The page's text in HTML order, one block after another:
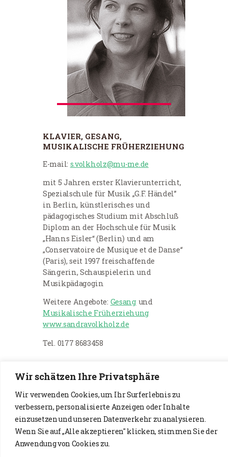
Wir schätzen Ihre Privatsphäre
Wir verwenden Cookies, um Ihr Surferlebnis zu
verbessern, personalisierte Anzeigen oder Inhalte
einzusetzen und unseren Datenverkehr zu analysieren.
Wenn Sie auf „Alle akzeptieren" klicken, stimmen Sie der
Anwendung von Cookies zu.
KLAVIER, GESANG,
MUSIKALISCHE FRÜHERZIEHUNG
E-mail: s.volkholz@mu-me.de
mit 5 Jahren erster Klavierunterricht,
Spezialschule für Musik „G.F. Händel”
in Berlin, künstlerisches und
pädagogisches Studium mit Abschluß
Diplom an der Hochschule für Musik
„Hanns Eisler“ (Berlin) und am
„Conservatoire de Musique et de Danse“
(Paris), seit 1997 freischaffende
Sängerin, Schauspielerin und
Musikpädagogin
Weitere Angebote: Gesangund
Musikalische Früherziehung
www.sandravolkholz.de
Tel. 0177 8683458
Impressum & Datenschutz